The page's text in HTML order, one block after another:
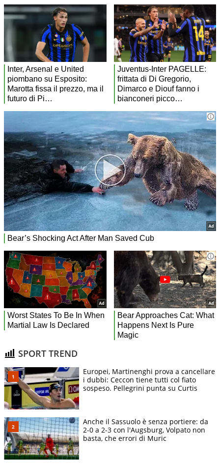
SPORT TREND
Europei, Martinenghi prova a cancellare
i dubbi: Ceccon tiene tutti col fiato
sospeso. Pellegrini punta su Curtis
Anche il Sassuolo è senza portiere: da
2-0 a 2-3 con l'Augsburg, Volpato non
basta, che errori di Muric